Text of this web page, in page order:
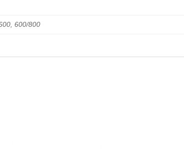
600/800